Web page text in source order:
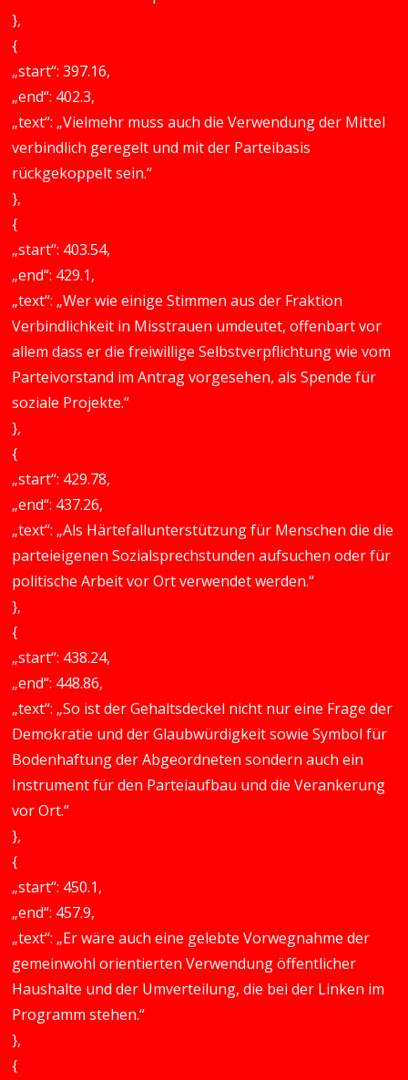
},
{
„start“: 397.16,
„end“: 402.3,
„text“: „Vielmehr muss auch die Verwendung der Mittel
verbindlich geregelt und mit der Parteibasis
rückgekoppelt sein.“
},
{
„start“: 403.54,
„end“: 429.1,
„text“: „Wer wie einige Stimmen aus der Fraktion
Verbindlichkeit in Misstrauen umdeutet, offenbart vor
allem dass er die freiwillige Selbstverpflichtung wie vom
Parteivorstand im Antrag vorgesehen, als Spende für
soziale Projekte.“
},
{
„start“: 429.78,
„end“: 437.26,
„text“: „Als Härtefallunterstützung für Menschen die die
parteieigenen Sozialsprechstunden aufsuchen oder für
politische Arbeit vor Ort verwendet werden.“
},
{
„start“: 438.24,
„end“: 448.86,
„text“: „So ist der Gehaltsdeckel nicht nur eine Frage der
Demokratie und der Glaubwürdigkeit sowie Symbol für
Bodenhaftung der Abgeordneten sondern auch ein
Instrument für den Parteiaufbau und die Verankerung
vor Ort.“
},
{
„start“: 450.1,
„end“: 457.9,
„text“: „Er wäre auch eine gelebte Vorwegnahme der
gemeinwohl orientierten Verwendung öffentlicher
Haushalte und der Umverteilung, die bei der Linken im
Programm stehen.“
},
{